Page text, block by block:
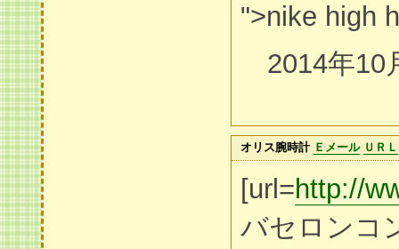
">nike high
2014年10
オリス腕時計 Ｅメール ＵＲＬ
[url=http://
バセロンコ